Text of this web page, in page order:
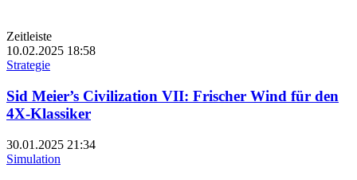
Zeitleiste
10.02.2025 18:58
Strategie
Sid Meier’s Civilization VII: Frischer Wind für den
4X-Klassiker
30.01.2025 21:34
Simulation